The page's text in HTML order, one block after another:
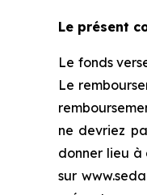
Le présent
Le fonds
Le
ne devriez
donner lieu à
sur